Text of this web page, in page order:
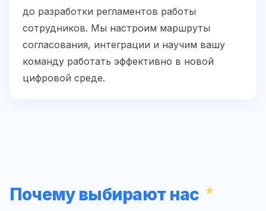
до разработки регламентов работы
сотрудников. Мы настроим маршруты
согласования, интеграции и научим вашу
команду работать эффективно в новой
цифровой среде.
Почему выбирают нас